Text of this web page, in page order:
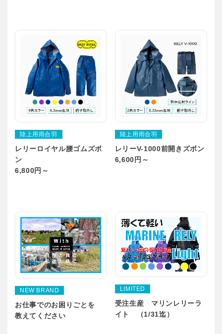
陸上用雨合羽
レリーロイヤル腰ゴムズボ
ン
6,800円～
陸上用雨合羽
レリーV-1000前開きズボン
6,600円～
NEW BRAND
お仕事でのお困りごとを
教えてください
LIMITED
受注生産 マリンレリーラ
イト （1/31迄）